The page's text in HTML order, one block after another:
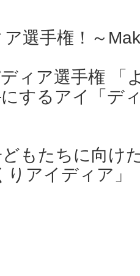
選手権！～
ディア選手権
するアイ「デ
どもたちに向け
アイディア」